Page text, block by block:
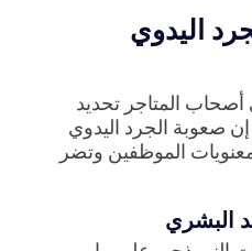
اليدوي
المتاجر تحديد
إن صعوبة الجرد اليدوي
الموظفين وتضر
البشري